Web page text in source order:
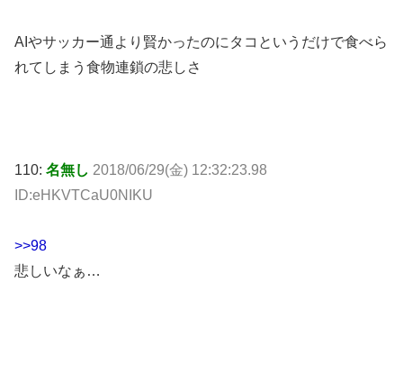
AIやサッカー通より賢かったのにタコというだけで食べら
れてしまう食物連鎖の悲しさ
110: 名無し 2018/06/29(金) 12:32:23.98
ID:eHKVTCaU0NIKU
>>98
悲しいなぁ…